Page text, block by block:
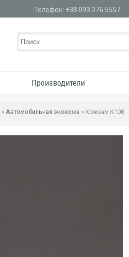
Телефон: +38 093 276 5557
Производители
»Автомобильная экокожа » Кожзам К108